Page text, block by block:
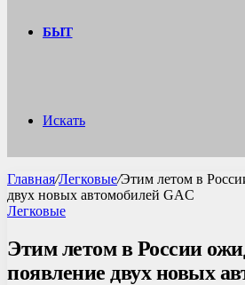
БЫТ
Искать
Главная/Легковые/Этим летом в
двух новых автомобилей GAC
Легковые
Этим летом в России
появление двух новых